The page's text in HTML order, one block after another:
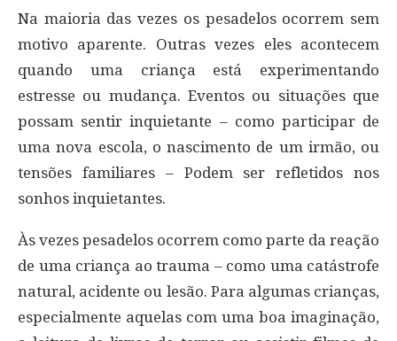
Na maioria das vezes os pesadelos ocorrem sem
motivo aparente. Outras vezes eles acontecem
quando uma criança está experimentando
estresse ou mudança. Eventos ou situações que
possam sentir inquietante – como participar de
uma nova escola, o nascimento de um irmão, ou
tensões familiares – Podem ser refletidos nos
sonhos inquietantes.
Às vezes pesadelos ocorrem como parte da reação
de uma criança ao trauma – como uma catástrofe
natural, acidente ou lesão. Para algumas crianças,
especialmente aquelas com uma boa imaginação,